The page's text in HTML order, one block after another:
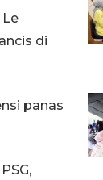
di
panas